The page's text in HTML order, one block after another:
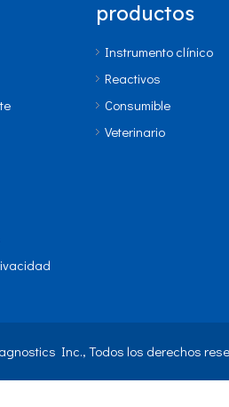
productos
Instrumento clínico
Reactivos
Consumible
Veterinario
Inc., Todos los derechos